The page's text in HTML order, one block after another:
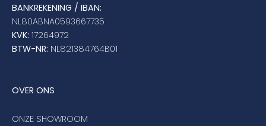
BANKREKENING / IBAN:
NL80ABNA0593667735
KVK: 17264972
BTW-NR: NL821384764B01
OVER ONS
ONZE SHOWROOM